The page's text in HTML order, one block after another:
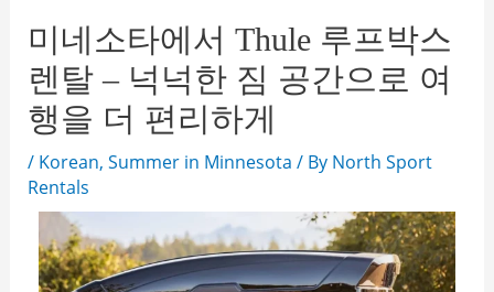
미네소타에서 Thule 루프박스
렌탈 – 넉넉한 짐 공간으로 여
행을 더 편리하게
/ Korean, Summer in Minnesota / By North Sport
Rentals